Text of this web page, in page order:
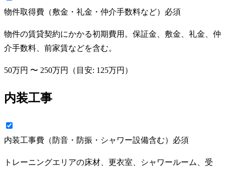
物件取得費（敷金・礼金・仲介手数料など） 必須
物件の賃貸契約にかかる初期費用。保証金、敷金、礼金、仲
介手数料、前家賃などを含む。
50万円 〜 250万円 （目安: 125万円 ）
内装工事
内装工事費（防音・防振・シャワー設備含む） 必須
トレーニングエリアの床材、更衣室、シャワールーム、受